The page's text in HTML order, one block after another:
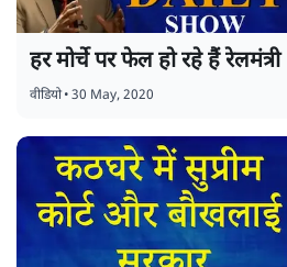
हर मोर्चे पर फेल हो रहे हैं रेलमंत्री
वीडियो•30 May, 2020